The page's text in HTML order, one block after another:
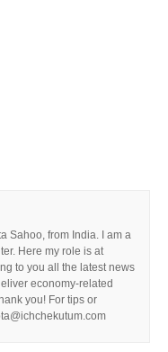
Sahoo, from India. I am a
Here my role is at
to you all the latest news
economy-related
you! For tips or